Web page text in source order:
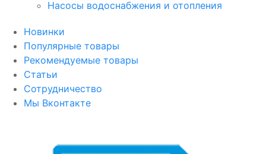
Насосы водоснабжения и отопления
Новинки
Популярные товары
Рекомендуемые товары
Статьи
Сотрудничество
Мы Вконтакте